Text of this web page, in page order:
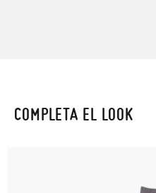
COMPLETA EL LOOK